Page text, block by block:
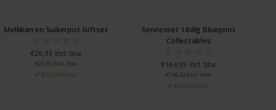
Melkkan en Suikerpot Giftset
€26,99 Incl. btw
€22,31 Excl. btw
Beschikbaar
Serviesset 18dlg Blueprint
Collectables
€164,95 Incl. btw
€136,32 Excl. btw
Beschikbaar